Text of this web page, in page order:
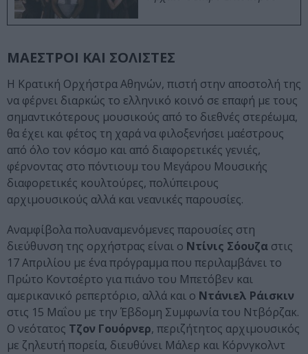
ΜΑΕΣΤΡΟΙ ΚΑΙ ΣΟΛΙΣΤΕΣ
Η Κρατική Ορχήστρα Αθηνών, πιστή στην αποστολή της
να φέρνει διαρκώς το ελληνικό κοινό σε επαφή με τους
σημαντικότερους μουσικούς από το διεθνές στερέωμα,
θα έχει και φέτος τη χαρά να φιλοξενήσει μαέστρους
από όλο τον κόσμο και από διαφορετικές γενιές,
φέρνοντας στο πόντιουμ του Μεγάρου Μουσικής
διαφορετικές κουλτούρες, πολύπειρους
αρχιμουσικούς αλλά και νεανικές παρουσίες.
Αναμφίβολα πολυαναμενόμενες παρουσίες στη
διεύθυνση της ορχήστρας είναι ο Ντίνις Σόουζα στις
17 Απριλίου με ένα πρόγραμμα που περιλαμβάνει το
Πρώτο Κοντσέρτο για πιάνο του Μπετόβεν και
αμερικανικό ρεπερτόριο, αλλά και ο Ντάνιελ Ράισκιν
στις 15 Μαΐου με την Έβδομη Συμφωνία του Ντβόρζακ.
Ο νεότατος Τζον Γουόρνερ, περιζήτητος αρχιμουσικός
με ζηλευτή πορεία, διευθύνει Μάλερ και Κόρνγκολντ